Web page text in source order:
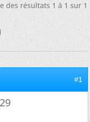
des résultats 1 à 1 sur 1
#1